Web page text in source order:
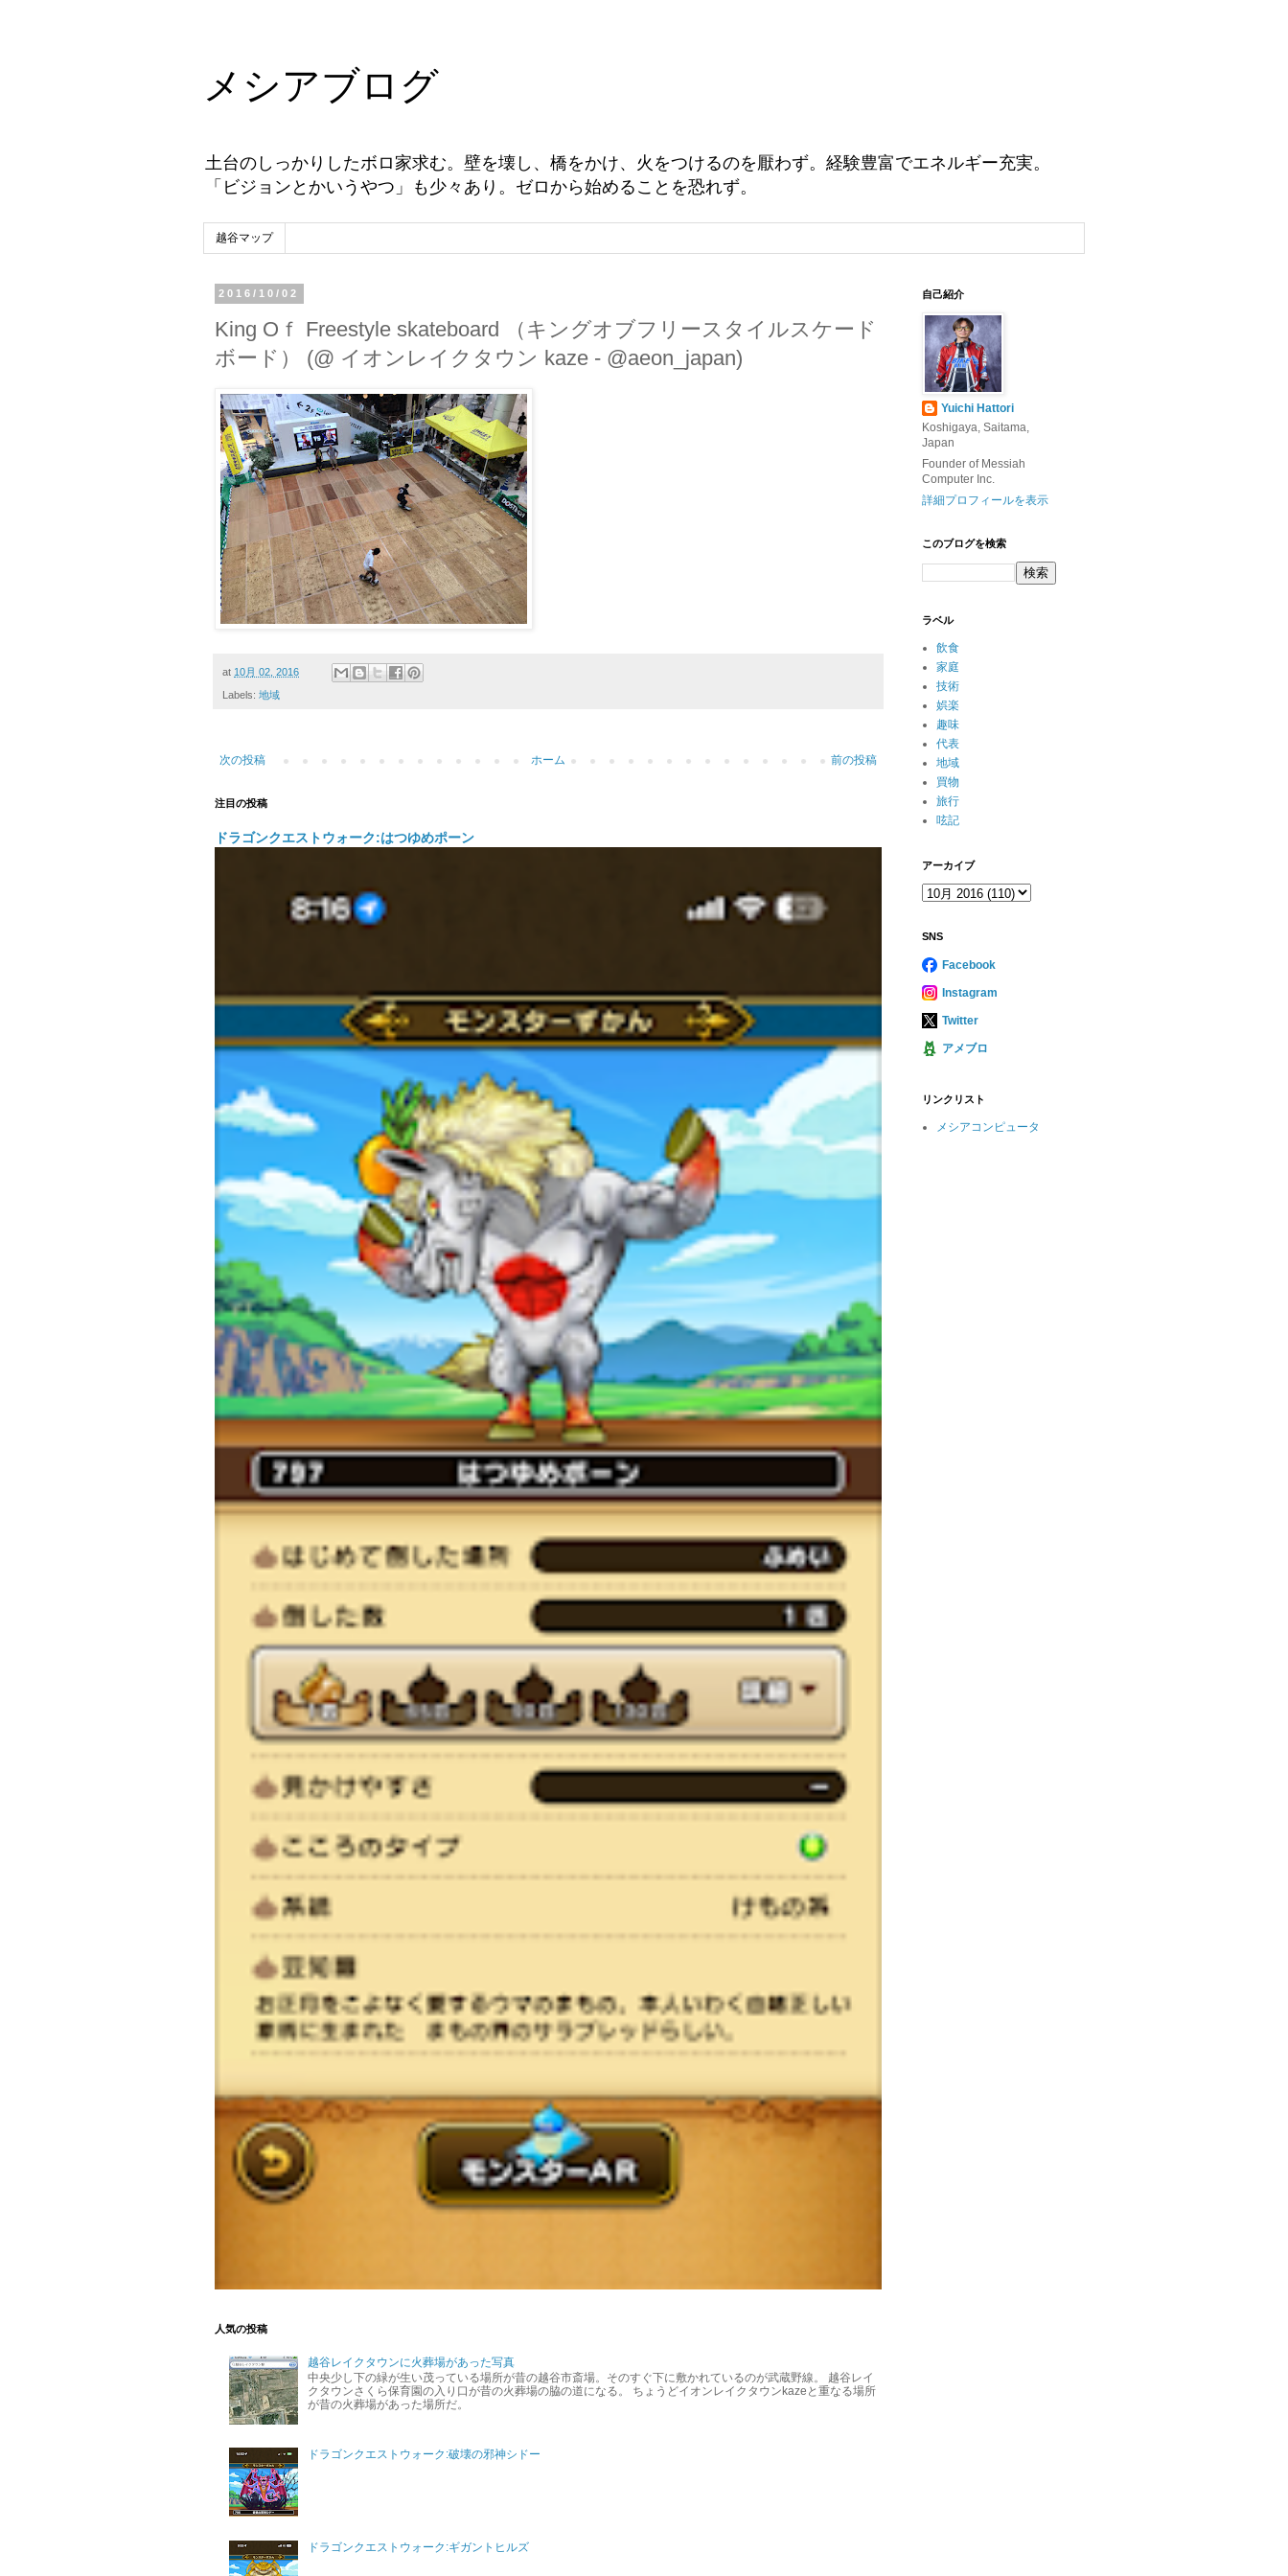
メシアブログ
土台のしっかりしたボロ家求む。壁を壊し、橋をかけ、火をつけるのを厭わず。経験豊富でエネルギー充実。
「ビジョンとかいうやつ」も少々あり。ゼロから始めることを恐れず。
越谷マップ
2016/10/02
King Oｆ Freestyle skateboard （キングオブフリースタイルスケード
ボード） (@ イオンレイクタウン kaze - @aeon_japan)
at 10月 02, 2016
Labels: 地域
次の投稿 前の投稿
ホーム
注目の投稿
ドラゴンクエストウォーク:はつゆめポーン
人気の投稿
越谷レイクタウンに火葬場があった写真
中央少し下の緑が生い茂っている場所が昔の越谷市斎場。そのすぐ下に敷かれているのが武蔵野線。 越谷レイ
クタウンさくら保育園の入り口が昔の火葬場の脇の道になる。 ちょうどイオンレイクタウンkazeと重なる場所
が昔の火葬場があった場所だ。
ドラゴンクエストウォーク:破壊の邪神シドー
ドラゴンクエストウォーク:ギガントヒルズ
自己紹介
Yuichi Hattori
Koshigaya, Saitama,
Japan
Founder of Messiah
Computer Inc.
詳細プロフィールを表示
このブログを検索
ラベル
飲食
家庭
技術
娯楽
趣味
代表
地域
買物
旅行
呟記
アーカイブ
SNS
Facebook
Instagram
Twitter
アメブロ
リンクリスト
メシアコンピュータ